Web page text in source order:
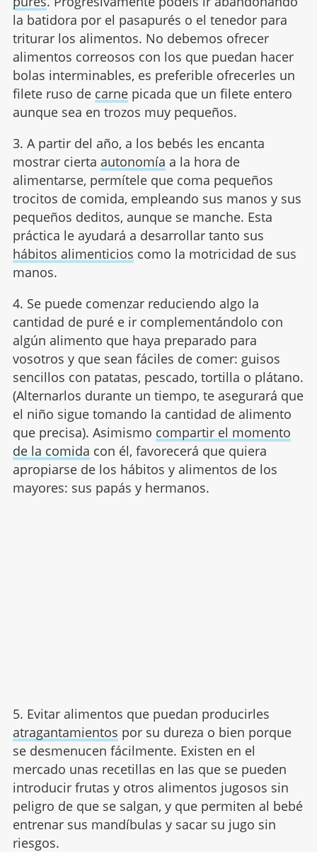
la batidora por el pasapurés o el tenedor para
triturar los alimentos. No debemos ofrecer
alimentos correosos con los que puedan hacer
bolas interminables, es preferible ofrecerles un
filete ruso de carnepicada que un filete entero
aunque sea en trozos muy pequeños.
3. A partir del año, a los bebés les encanta
mostrar cierta autonomía a la hora de
alimentarse, permítele que coma pequeños
trocitos de comida, empleando sus manos y sus
pequeños deditos, aunque se manche. Esta
práctica le ayudará a desarrollar tanto sus
hábitos alimenticios como la motricidad de sus
manos.
4. Se puede comenzar reduciendo algo la
cantidad de puré e ir complementándolo con
algún alimento que haya preparado para
vosotros y que sean fáciles de comer: guisos
sencillos con patatas, pescado, tortilla o plátano.
(Alternarlos durante un tiempo, te asegurará que
el niño sigue tomando la cantidad de alimento
que precisa). Asimismo compartir el momento
de la comida con él, favorecerá que quiera
apropiarse de los hábitos y alimentos de los
mayores: sus papás y hermanos.
5. Evitar alimentos que puedan producirles
atragantamientos por su dureza o bien porque
se desmenucen fácilmente. Existen en el
mercado unas recetillas en las que se pueden
introducir frutas y otros alimentos jugosos sin
peligro de que se salgan, y que permiten al bebé
entrenar sus mandíbulas y sacar su jugo sin
riesgos.